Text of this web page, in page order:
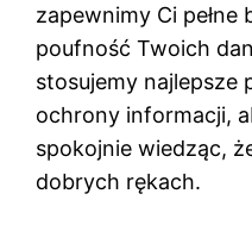
zapewnimy Ci pełne
poufność Twoich
stosujemy najlepsze
ochrony informacji,
spokojnie wiedząc,
dobrych rękach.